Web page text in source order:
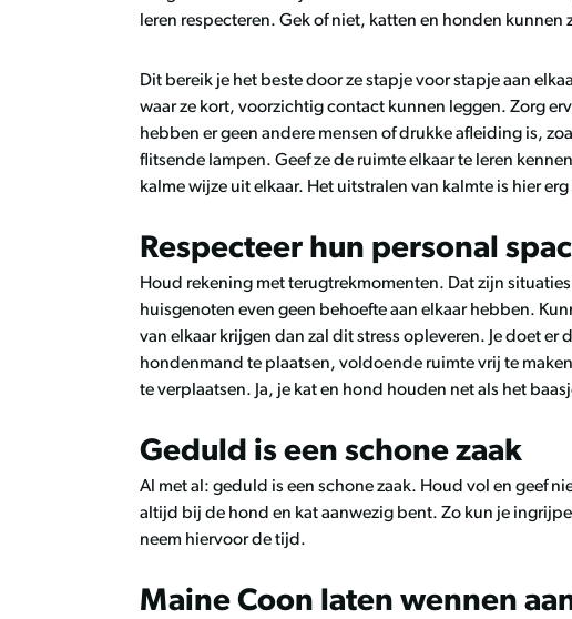
leren respecteren. Gek of niet, katten en honden
Dit bereik je het beste door ze stapje voor stapje aan
waar ze kort, voorzichtig contact kunnen leggen. Zorg
hebben er geen andere mensen of drukke afleiding is,
flitsende lampen. Geef ze de ruimte elkaar te leren
kalme wijze uit elkaar. Het uitstralen van kalmte is hier
Respecteer hun personal
Houd rekening met terugtrekmomenten. Dat zijn
huisgenoten even geen behoefte aan elkaar hebben.
van elkaar krijgen dan zal dit stress opleveren. Je doet er
hondenmand te plaatsen, voldoende ruimte vrij te
te verplaatsen. Ja, je kat en hond houden net als het
Geduld is een schone zaak
Al met al: geduld is een schone zaak. Houd vol en geef
altijd bij de hond en kat aanwezig bent. Zo kun je
neem hiervoor de tijd.
Maine Coon laten wennen